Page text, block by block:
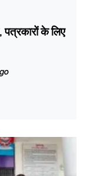
पत्रकारों के लिए